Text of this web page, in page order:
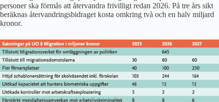
personer ska förmås att återvandra frivilligt redan 2026. På tre års sikt
beräknas återvandringsbidraget kosta omkring två och en halv miljard
kronor.